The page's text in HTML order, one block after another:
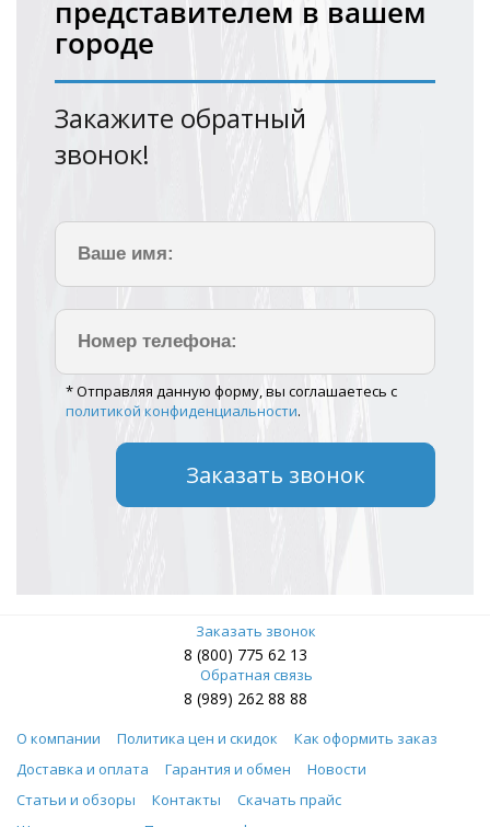
представителем в вашем
городе
Закажите обратный
звонок!
* Отправляя данную форму, вы соглашаетесь с
политикой конфиденциальности.
Заказать звонок
8 (800) 775 62 13
Обратная связь
8 (989) 262 88 88
О компании Политика цен и скидок
Как оформить заказ
Доставка и оплата
Гарантия и обмен
Новости
Статьи и обзоры
Контакты
Скачать прайс